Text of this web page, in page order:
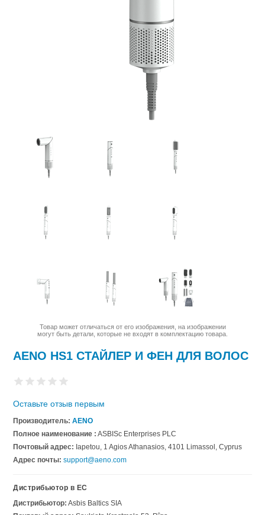
Товар может отличаться от его изображения, на изображении
могут быть детали, которые не входят в комплектацию товара.
AENO HS1 СТАЙЛЕР И ФЕН ДЛЯ ВОЛОС
Оставьте отзыв первым
Производитель: AENO
Полное наименование : ASBISc Enterprises PLC
Почтовый адрес: Iapetou, 1 Agios Athanasios, 4101 Limassol, Cyprus
Адрес почты: support@aeno.com
Дистрибьютор в ЕС
Дистрибьютор: Asbis Baltics SIA